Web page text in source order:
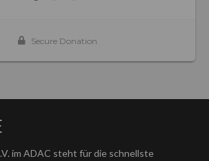
im ADAC steht für die schnellste